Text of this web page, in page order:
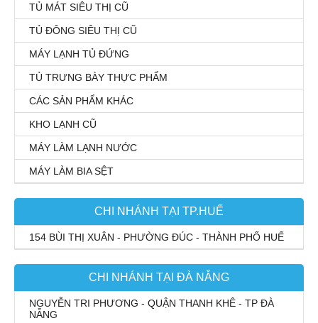
TỦ MÁT SIÊU THỊ CŨ
TỦ ĐÔNG SIÊU THỊ CŨ
MÁY LẠNH TỦ ĐỨNG
TỦ TRƯNG BÀY THỰC PHẨM
CÁC SẢN PHẨM KHÁC
KHO LẠNH CŨ
MÁY LÀM LẠNH NƯỚC
MÁY LÀM BIA SỆT
CHI NHÁNH TẠI TP.HUẾ
154 BÙI THỊ XUÂN - PHƯỜNG ĐÚC - THÀNH PHỐ HUẾ
CHI NHÁNH TẠI ĐÀ NẴNG
NGUYỄN TRI PHƯƠNG - QUẬN THANH KHÊ - TP ĐÀ
NẴNG